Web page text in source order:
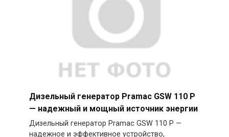
Дизельный генератор Pramac GSW 110 P
— надежный и мощный источник энергии
Дизельный генератор Pramac GSW 110 P —
надежное и эффективное устройство,